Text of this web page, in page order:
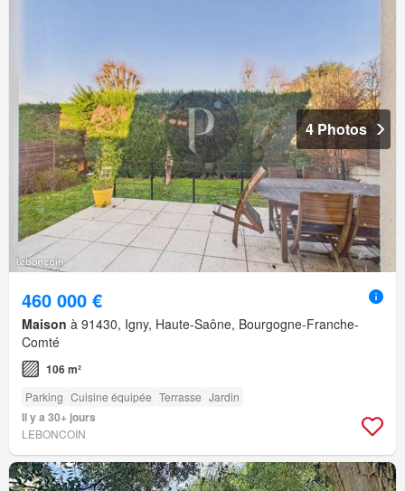
4 Photos
460 000 €
Maison à 91430, Igny, Haute-Saône, Bourgogne-Franche-
Comté
106 m²
Parking Cuisine équipée Terrasse Jardin
Il y a 30+ jours
LEBONCOIN